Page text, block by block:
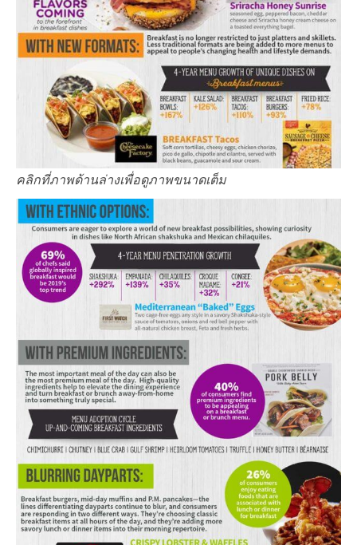
คลิกที่ภาพด้านล่างเพื่อดูภาพขนาดเต็ม